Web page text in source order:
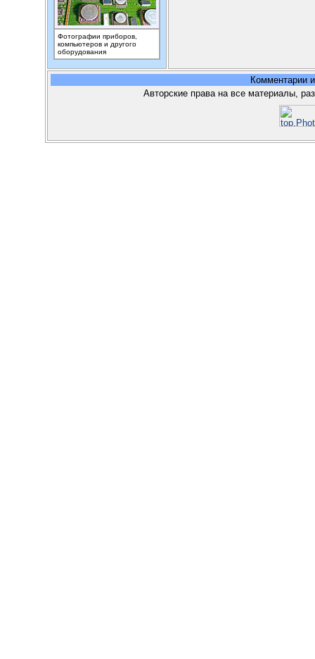
Фотографии приборов,
компьютеров и другого
оборудования
Комментарии
Авторские права на все материалы,